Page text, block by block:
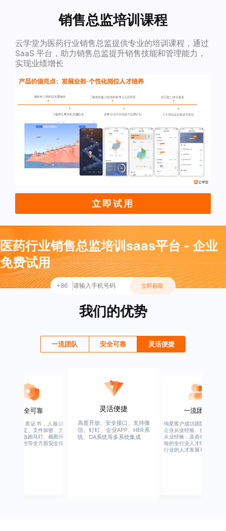
销售总监培训课程
云学堂为医药行业销售总监提供专业的培训课程，通过
SaaS 平台，助力销售总监提升销售技能和管理能力，
实现业绩增长
立即试用
医药行业销售总监培训saas平台 - 企业
免费试用
+86 立即获取
我们的优势
一流团队 安全可靠 灵活便捷
安全可靠
业权威资质证书，人脸识
、设备绑定、文件加密、文
水印、播放跑马灯、截图保
、权限管控等全方面安全保
灵活便捷
高度开放、安全接口、支持微
信、钉钉、企业APP、HER系
统、OA系统等多系统集成
一流团队
绚星客户成功团队，由有多
企业从业经验、优秀培训机
从业经验，及咨询公司从业
验的全行业人才组成，涉猎
行业的人才发展与培养模块